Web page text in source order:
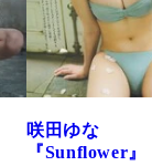
藤水咲桜『花
だまり』